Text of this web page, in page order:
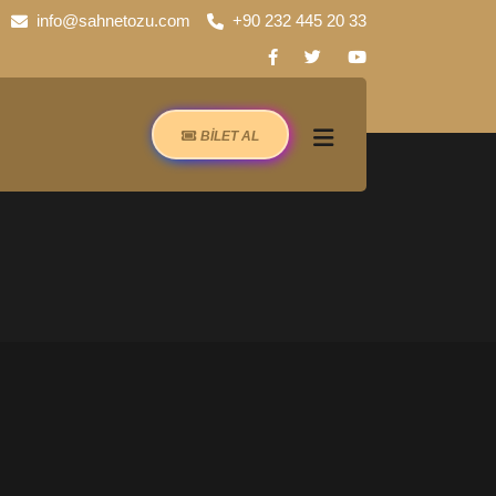
info@sahnetozu.com +90 232 445 20 33
BİLET AL